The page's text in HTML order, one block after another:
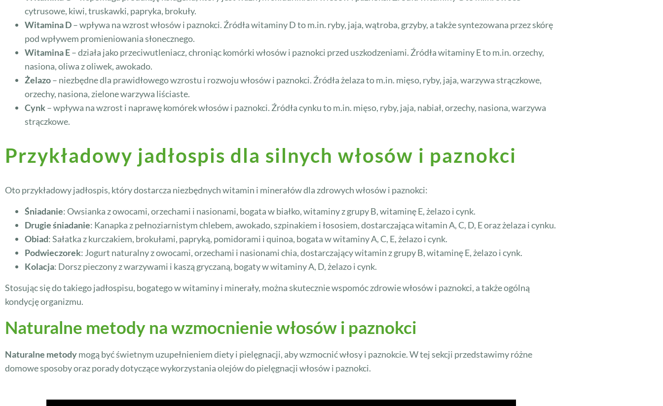
cytrusowe, kiwi, truskawki, papryka, brokuły.
Witamina D– wpływa na wzrost włosów i paznokci. Źródła witaminy D to m.in. ryby, jaja, wątroba, grzyby, a także syntezowana przez skórę
pod wpływem promieniowania słonecznego.
Witamina E– działa jako przeciwutleniacz, chroniąc komórki włosów i paznokci przed uszkodzeniami. Źródła witaminy E to m.in. orzechy,
nasiona, oliwa z oliwek, awokado.
Żelazo– niezbędne dla prawidłowego wzrostu i rozwoju włosów i paznokci. Źródła żelaza to m.in. mięso, ryby, jaja, warzywa strączkowe,
orzechy, nasiona, zielone warzywa liściaste.
Cynk– wpływa na wzrost i naprawę komórek włosów i paznokci. Źródła cynku to m.in. mięso, ryby, jaja, nabiał, orzechy, nasiona, warzywa
strączkowe.
Przykładowy jadłospis dla silnych włosów i paznokci
Oto przykładowy jadłospis, który dostarcza niezbędnych witamin i minerałów dla zdrowych włosów i paznokci:
Śniadanie: Owsianka z owocami, orzechami i nasionami, bogata w białko, witaminy z grupy B, witaminę E, żelazo i cynk.
Drugie śniadanie: Kanapka z pełnoziarnistym chlebem, awokado, szpinakiem i łososiem, dostarczająca witamin A, C, D, E oraz żelaza i cynku.
Obiad: Sałatka z kurczakiem, brokułami, papryką, pomidorami i quinoa, bogata w witaminy A, C, E, żelazo i cynk.
Podwieczorek: Jogurt naturalny z owocami, orzechami i nasionami chia, dostarczający witamin z grupy B, witaminę E, żelazo i cynk.
Kolacja: Dorsz pieczony z warzywami i kaszą gryczaną, bogaty w witaminy A, D, żelazo i cynk.
Stosując się do takiego jadłospisu, bogatego w witaminy i minerały, można skutecznie wspomóc zdrowie włosów i paznokci, a także ogólną
kondycję organizmu.
Naturalne metody na wzmocnienie włosów i paznokci
Naturalne metodymogą być świetnym uzupełnieniem diety i pielęgnacji, aby wzmocnić włosy i paznokcie. W tej sekcji przedstawimy różne
domowe sposoby oraz porady dotyczące wykorzystania olejów do pielęgnacji włosów i paznokci.